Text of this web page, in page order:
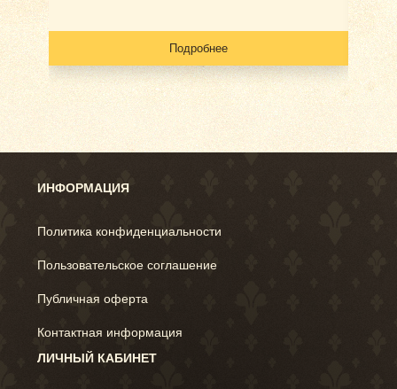
Подробнее
ИНФОРМАЦИЯ
Политика конфиденциальности
Пользовательское соглашение
Публичная оферта
Контактная информация
ЛИЧНЫЙ КАБИНЕТ